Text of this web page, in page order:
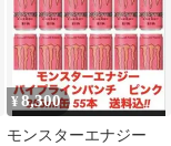
¥ 8,300
モンスターエナジー